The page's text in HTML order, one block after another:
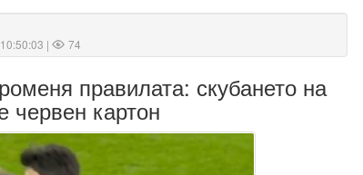
| 74
правилата: скубането на
червен картон